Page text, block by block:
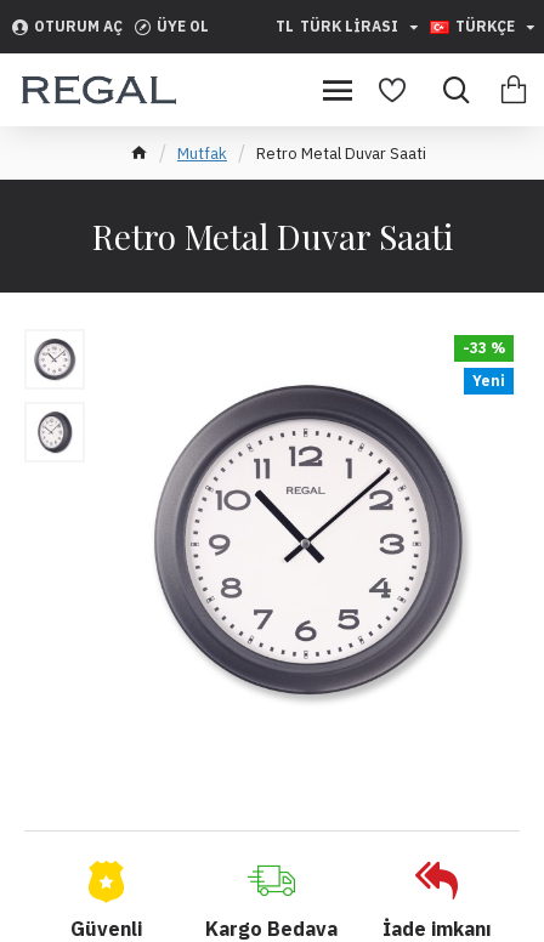
OTURUM AÇ ÜYE OL TL TÜRK LIRASI TÜRKÇE
Mutfak Retro Metal Duvar Saati
Retro Metal Duvar Saati
Yeni
-33 %
Güvenli
Kargo Bedava İade imkanı